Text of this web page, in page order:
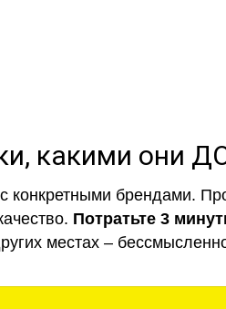
какими они
брендами.
Потратьте 3
местах –